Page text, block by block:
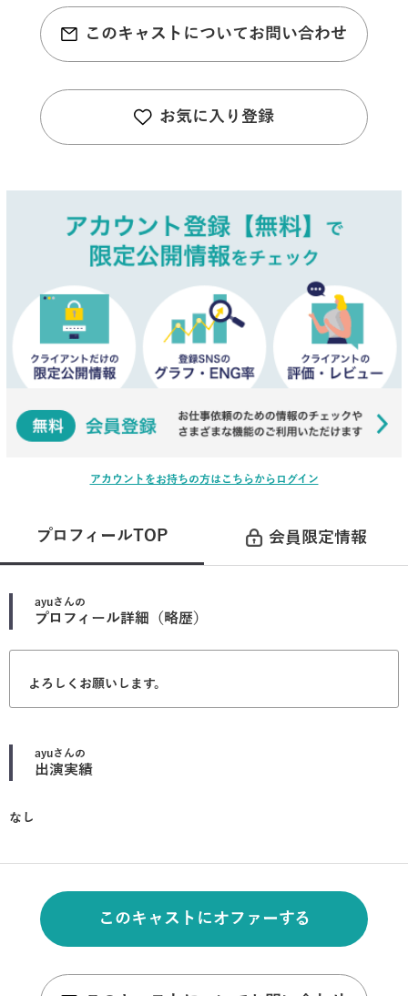
このキャストについてお問い合わせ
お気に入り登録
アカウントをお持ちの方はこちらからログイン
プロフィールTOP 会員限定情報
ayuさんの
プロフィール詳細（略歴）
よろしくお願いします。
ayuさんの
出演実績
なし
このキャストにオファーする